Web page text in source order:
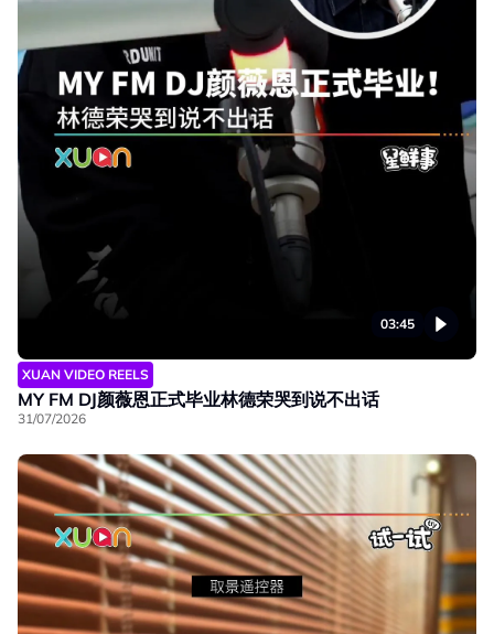
03:45
XUAN VIDEO REELS
MY FM DJ颜薇恩正式毕业林德荣哭到说不出话
31/07/2026